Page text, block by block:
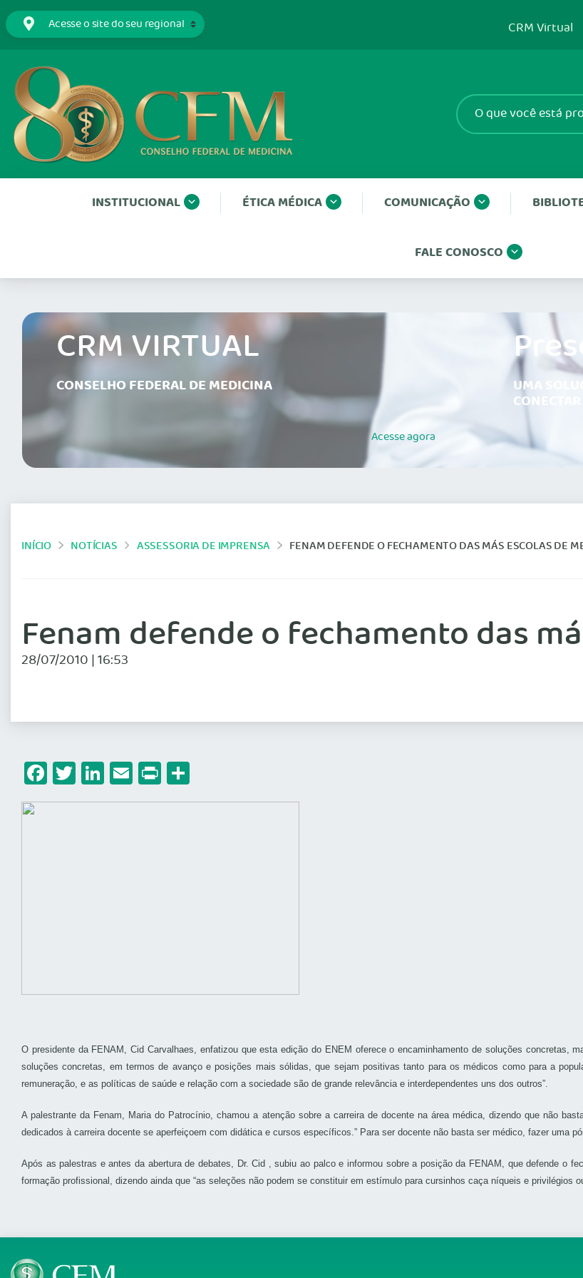
CRM Virtual
INSTITUCIONAL ÉTICA MÉDICA COMUNICAÇÃO
FALE CONOSCO
CRM VIRTUAL
CONSELHO FEDERAL DE MEDICINA
Acesseagora
UMA
INÍCIO NOTÍCIAS ASSESSORIA DE IMPRENSA FENAM DEFENDE O FECHAMENTO DAS MÁS ESCOLAS DE
Fenam defende o fechamento das
28/07/2010 | 16:53
Facebook
Twitter
LinkedIn
Email
Print
O presidente da FENAM, Cid Carvalhaes, enfatizou que esta edição do ENEM oferece o encaminhamento de soluções concretas,
soluções concretas, em termos de avanço e posições mais sólidas, que sejam positivas tanto para os médicos como para a
remuneração, e as políticas de saúde e relação com a sociedade são de grande relevância e interdependentes uns dos outros”.
A palestrante da Fenam, Maria do Patrocínio, chamou a atenção sobre a carreira de docente na área médica, dizendo que não
dedicados à carreira docente se aperfeiçoem com didática e cursos específicos.” Para ser docente não basta ser médico, fazer uma
Após as palestras e antes da abertura de debates, Dr. Cid , subiu ao palco e informou sobre a posição da FENAM, que defende o
formação profissional, dizendo ainda que “as seleções não podem se constituir em estímulo para cursinhos caça níqueis e privilégios